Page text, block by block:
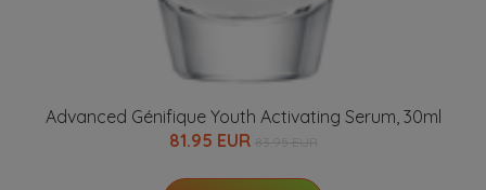
Advanced Génifique Youth Activating Serum, 30ml
81.95 EUR